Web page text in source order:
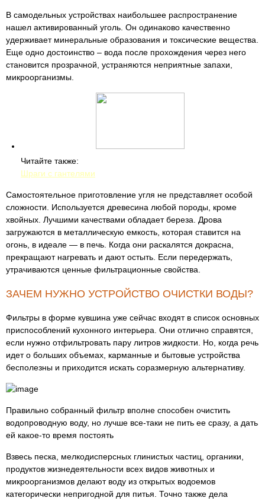
В самодельных устройствах наибольшее распространение
нашел активированный уголь. Он одинаково качественно
удерживает минеральные образования и токсические вещества.
Еще одно достоинство – вода после прохождения через него
становится прозрачной, устраняются неприятные запахи,
микроорганизмы.
Читайте также:
Шраги с гантелями
Самостоятельное приготовление угля не представляет особой
сложности. Используется древесина любой породы, кроме
хвойных. Лучшими качествами обладает береза. Дрова
загружаются в металлическую емкость, которая ставится на
огонь, в идеале — в печь. Когда они раскалятся докрасна,
прекращают нагревать и дают остыть. Если передержать,
утрачиваются ценные фильтрационные свойства.
ЗАЧЕМ НУЖНО УСТРОЙСТВО ОЧИСТКИ ВОДЫ?
Фильтры в форме кувшина уже сейчас входят в список основных
приспособлений кухонного интерьера. Они отлично справятся,
если нужно отфильтровать пару литров жидкости. Но, когда речь
идет о больших объемах, карманные и бытовые устройства
бесполезны и приходится искать соразмерную альтернативу.
Правильно собранный фильтр вполне способен очистить
водопроводную воду, но лучше все-таки не пить ее сразу, а дать
ей какое-то время постоять
Взвесь песка, мелкодисперсных глинистых частиц, органики,
продуктов жизнедеятельности всех видов животных и
микроорганизмов делают воду из открытых водоемов
категорически непригодной для питья. Точно также дела